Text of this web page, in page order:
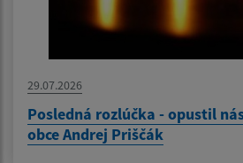
29.07.2026
Posledná rozlúčka - opustil
obce Andrej Priščák